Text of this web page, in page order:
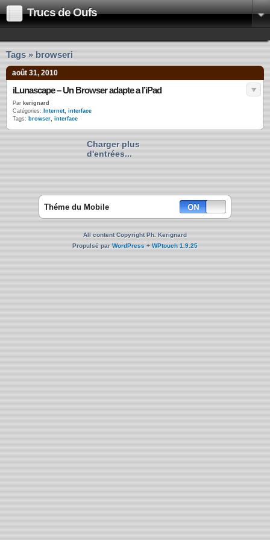
Trucs de Oufs
Tags » browseri
août 31, 2010
iLunascape – Un Browser adapte a l’iPad
Par kerignard
Catégories:
Internet, interface
Tags: browser, interface
Charger plus
d'entrées...
Théme du Mobile
All content Copyright Ph. Kerignard
Propulsé parWordPress +WPtouch 1.9.25